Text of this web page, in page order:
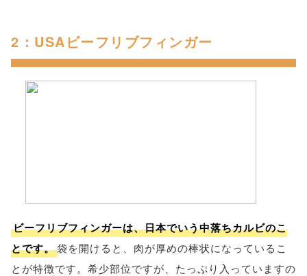
2：USAビーフリブフィンガー
ビーフリブフィンガーは、日本でいう中落ちカルビのこ
とです。袋を開けると、肉が厚めの棒状になっているこ
とが特徴です。希少部位ですが、たっぷり入っていますの